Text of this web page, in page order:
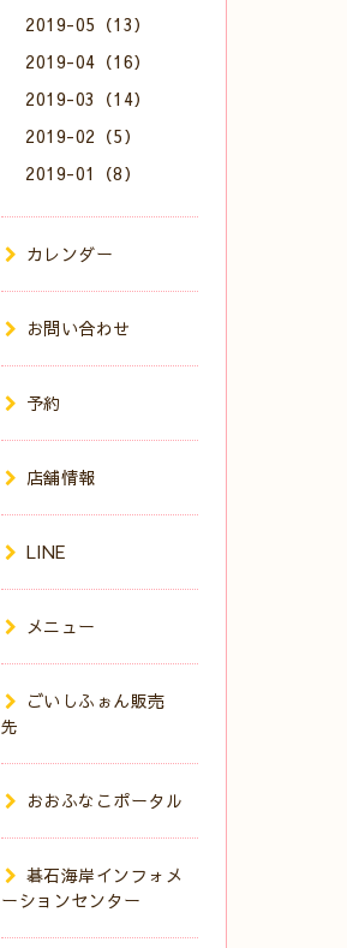
2019-05（13）
2019-04（16）
2019-03（14）
2019-02（5）
2019-01（8）
カレンダー
お問い合わせ
予約
店舗情報
LINE
メニュー
ごいしふぉん販売
先
おおふなこポータル
碁石海岸インフォメ
ーションセンター